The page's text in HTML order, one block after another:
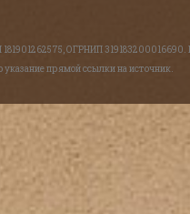
ОГРНИП 319183200016690.
указание прямой ссылки на источник.